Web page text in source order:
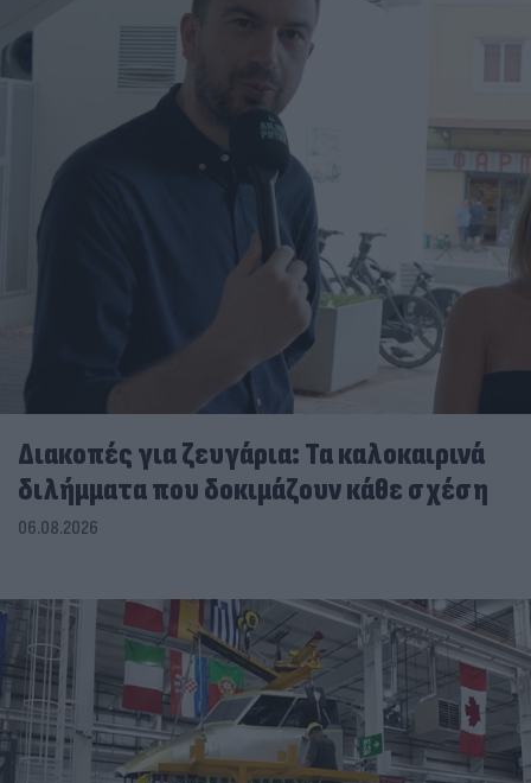
Διακοπές για ζευγάρια: Τα καλοκαιρινά
διλήμματα που δοκιμάζουν κάθε σχέση
06.08.2026